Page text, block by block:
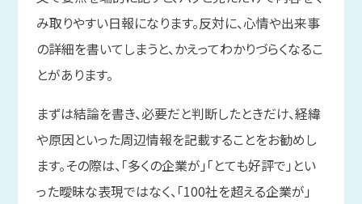
み取りやすい日報になります。反対に、心情や出来事
の詳細を書いてしまうと、かえってわかりづらくなるこ
とがあります。
まずは結論を書き、必要だと判断したときだけ、経緯
や原因といった周辺情報を記載することをお勧めし
ます。その際は、「多くの企業が」「とても好評で」とい
った曖昧な表現ではなく、「100社を超える企業が」